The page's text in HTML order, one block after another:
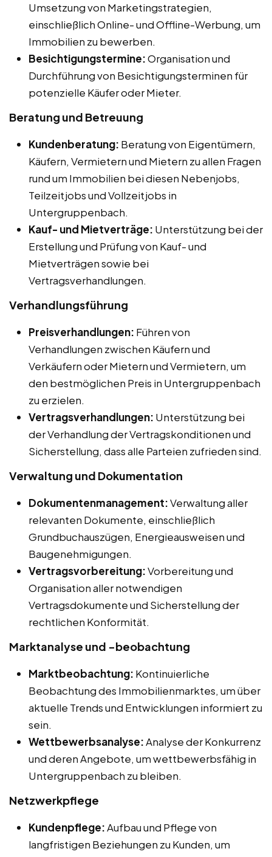
Umsetzung von Marketingstrategien,
einschließlich Online- und Offline-Werbung, um
Immobilien zu bewerben.
Besichtigungstermine:Organisation und
Durchführung von Besichtigungsterminen für
potenzielle Käufer oder Mieter.
Beratung und Betreuung
Kundenberatung: Beratung von Eigentümern,
Käufern, Vermietern und Mietern zu allen Fragen
rund um Immobilien bei diesen Nebenjobs,
Teilzeitjobs und Vollzeitjobs in
Untergruppenbach.
Kauf- und Mietverträge: Unterstützung bei der
Erstellung und Prüfung von Kauf- und
Mietverträgen sowie bei
Vertragsverhandlungen.
Verhandlungsführung
Preisverhandlungen: Führen von
Verhandlungen zwischen Käufern und
Verkäufern oder Mietern und Vermietern, um
den bestmöglichen Preis in Untergruppenbach
zu erzielen.
Vertragsverhandlungen: Unterstützung bei
der Verhandlung der Vertragskonditionen und
Sicherstellung, dass alle Parteien zufrieden sind.
Verwaltung und Dokumentation
Dokumentenmanagement:Verwaltung aller
relevanten Dokumente, einschließlich
Grundbuchauszügen, Energieausweisen und
Baugenehmigungen.
Vertragsvorbereitung:Vorbereitung und
Organisation aller notwendigen
Vertragsdokumente und Sicherstellung der
rechtlichen Konformität.
Marktanalyse und -beobachtung
Marktbeobachtung: Kontinuierliche
Beobachtung des Immobilienmarktes, um über
aktuelle Trends und Entwicklungen informiert zu
sein.
Wettbewerbsanalyse:Analyse der Konkurrenz
und deren Angebote, um wettbewerbsfähig in
Untergruppenbach zu bleiben.
Netzwerkpflege
Kundenpflege:Aufbau und Pflege von
langfristigen Beziehungen zu Kunden, um